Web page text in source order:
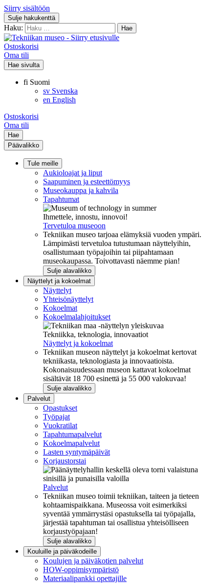
Siirry sisältöön
Sulje hakukenttä
Haku:
Ostoskorisi
Oma tili
Hae sivulta
fi Suomi
sv Svenska
en English
Ostoskorisi
Oma tili
Hae
Päävalikko
Tule meille
Aukioloajat ja liput
Saapuminen ja esteettömyys
Museokauppa ja kahvila
Tapahtumat
Ihmettele, innostu, innovoi!
Tervetuloa museoon
Tekniikan museo tarjoaa elämyksiä vuoden ympäri.
Lämpimästi tervetuloa tutustumaan näyttelyihin,
osallistumaan työpajoihin tai piipahtamaan
museokaupassa. Toivottavasti näemme pian!
Sulje alavalikko
Näyttelyt ja kokoelmat
Näyttelyt
Yhteisönäyttelyt
Kokoelmat
Kokoelmalahjoitukset
Tekniikka, teknologia, innovaatiot
Näyttelyt ja kokoelmat
Tekniikan museon näyttelyt ja kokoelmat kertovat
tekniikasta, teknologiasta ja innovaatioista.
Kokonaisuudessaan museon kattavat kokoelmat
sisältävät 18 700 esinettä ja 55 000 valokuvaa!
Sulje alavalikko
Palvelut
Opastukset
Työpajat
Vuokratilat
Tapahtumapalvelut
Kokoelmapalvelut
Lasten syntymäpäivät
Korjaustorstai
Palvelut
Tekniikan museo toimii tekniikan, taiteen ja tieteen
kohtaamispaikkana. Museossa voit esimerkiksi
syventää ymmärrystäsi opastuksella tai työpajalla,
järjestää tapahtuman tai osallistua yhteisölliseen
korjaustyöpajaan!
Sulje alavalikko
Kouluille ja päiväkodeille
Koulujen ja päiväkotien palvelut
HOW-oppimisympäristö
Materiaalipankki opettajille